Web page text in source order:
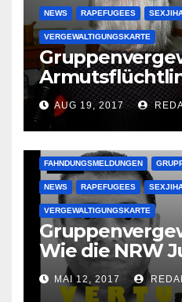
NEWS RAPEFUGEES
VERGEWALTIGUNGSKARTE
vergewaltigen
Oma im Schlaf
AUG 19, 2017
FAHNDUNGSMELDUNGEN
NEWS RAPEFUGEES
VERGEWALTIGUNGSKARTE
Wie die NRW
Lokalzeitung
Bilder zu
MAI 12, 2017